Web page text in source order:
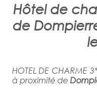
Hôtel de
de
HOTEL DE CHARME
à proximité de